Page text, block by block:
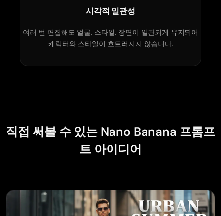
시각적 일관성
여러 번 편집해도 얼굴, 스타일, 장면이 일관되게 유지되어
캐릭터와 스타일이 흐트러지지 않습니다.
직접 써볼 수 있는 Nano Banana 프롬프
트 아이디어